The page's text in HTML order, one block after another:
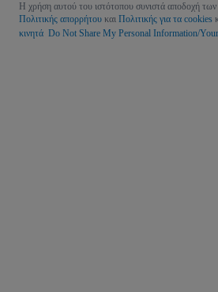
Η χρήση αυτού του ιστότοπου συνιστά αποδοχή των
Πολιτικής απορρήτου και Πολιτικής για τα cookies
κινητά Do Not Share My Personal Information/